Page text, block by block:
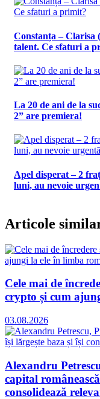
Constanța – Clarisa
talent. Ce sfaturi a
La 20 de ani de la
2” are premiera!
Apel disperat – 2
luni, au nevoie
Articole
Cele mai de
crypto și cum
03.08.2026
Alexandru
capital
consolidează